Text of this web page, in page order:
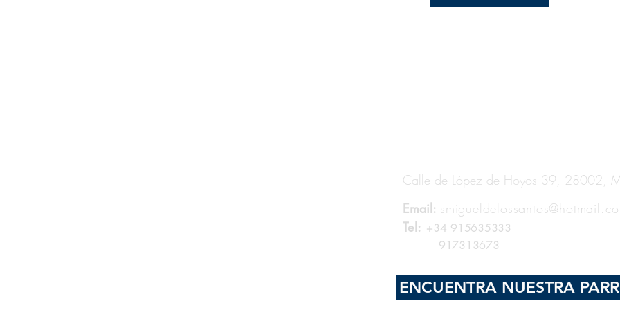
Calle de López de Hoyos 39, 28002,
Email:
Tel: +34 915635333
917313673
ENCUENTRA NUESTRA